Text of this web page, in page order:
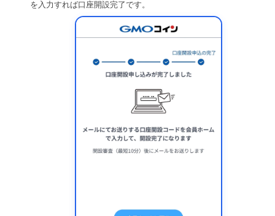
を入力すれば口座開設完了です。